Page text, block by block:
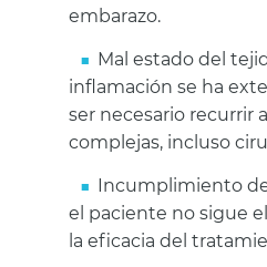
embarazo.
Mal estado del
inflamación se ha
ser necesario recurrir
complejas, incluso
Incumplimiento
el paciente no sigue
la eficacia del